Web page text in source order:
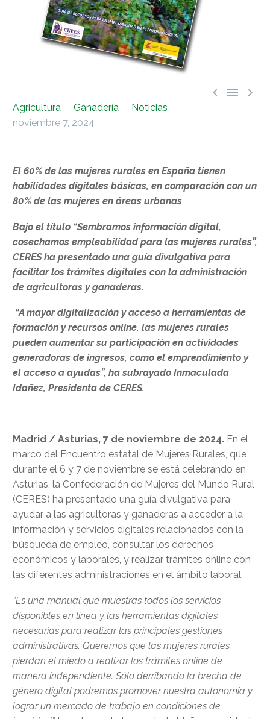
  
Agricultura Ganadería
Noticias
noviembre 7, 2024
El 60% de las mujeres rurales en España tienen
habilidades digitales básicas, en comparación con un
80% de las mujeres en áreas urbanas
Bajo el título “Sembramos información digital,
cosechamos empleabilidad para las mujeres rurales”,
CERES ha presentado una guía divulgativa para
facilitar los trámites digitales con la administración
de agricultoras y ganaderas.
“A mayor digitalización y acceso a herramientas de
formación y recursos online, las mujeres rurales
pueden aumentar su participación en actividades
generadoras de ingresos, como el emprendimiento y
el acceso a ayudas”, ha subrayado Inmaculada
Idañez, Presidenta de CERES.
Madrid / Asturias, 7 de noviembre de 2024. En el
marco del Encuentro estatal de Mujeres Rurales, que
durante el 6 y 7 de noviembre se está celebrando en
Asturias, la Confederación de Mujeres del Mundo Rural
(CERES) ha presentado una guía divulgativa para
ayudar a las agricultoras y ganaderas a acceder a la
información y servicios digitales relacionados con la
búsqueda de empleo, consultar los derechos
económicos y laborales, y realizar trámites online con
las diferentes administraciones en el ámbito laboral.
“Es una manual que muestras todos los servicios
disponibles en línea y las herramientas digitales
necesarias para realizar las principales gestiones
administrativas. Queremos que las mujeres rurales
pierdan el miedo a realizar los trámites online de
manera independiente. Sólo derribando la brecha de
género digital podremos promover nuestra autonomía y
lograr un mercado de trabajo en condiciones de